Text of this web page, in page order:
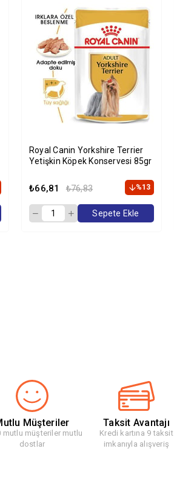
Royal Canin Yorkshire Terrier
Yetişkin Köpek Konservesi 85gr
₺66,81 ₺76,83 %13
Sepete Ekle
Müşteriler
mutlu müşteriler mutlu
dostlar
Taksit Avantajı
Kredi kartına 9 taksit
imkanıyla alışveriş